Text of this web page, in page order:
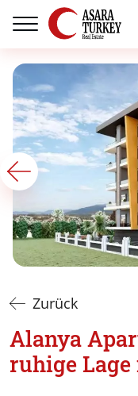
Zurück
Alanya
ruhige